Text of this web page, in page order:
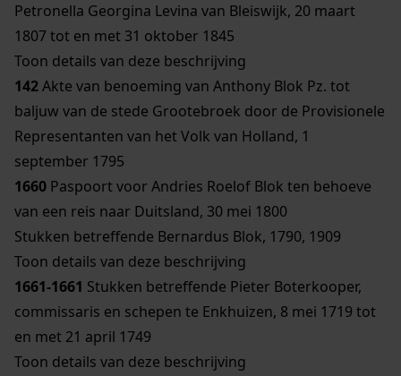
Petronella Georgina Levina van Bleiswijk, 20 maart
1807 tot en met 31 oktober 1845
Toon details van deze beschrijving
142Akte van benoeming van Anthony Blok Pz. tot
baljuw van de stede Grootebroek door de Provisionele
Representanten van het Volk van Holland, 1
september 1795
1660 Paspoort voor Andries Roelof Blok ten behoeve
van een reis naar Duitsland, 30 mei 1800
Stukken betreffende Bernardus Blok, 1790, 1909
Toon details van deze beschrijving
1661-1661 Stukken betreffende Pieter Boterkooper,
commissaris en schepen te Enkhuizen, 8 mei 1719 tot
en met 21 april 1749
Toon details van deze beschrijving